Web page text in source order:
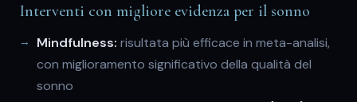
Interventi con migliore evidenza per il sonno
Mindfulness: risultata più efficace in meta-analisi,
con miglioramento significativo della qualità del
sonno